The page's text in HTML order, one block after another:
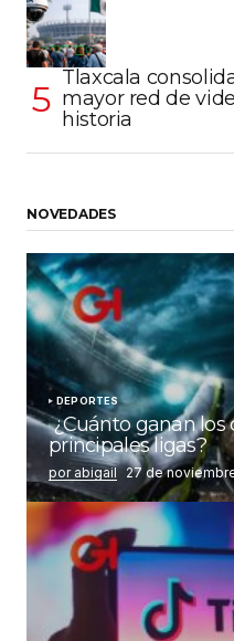
Tlaxcala
mayor red de
historia
NOVEDADES
DEPORTES
¿Cuánto ganan los
principales ligas?
por abigail 27 de